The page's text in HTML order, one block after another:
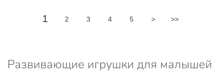
1 2 3 4 5 > >>
Развивающие игрушки для малышей